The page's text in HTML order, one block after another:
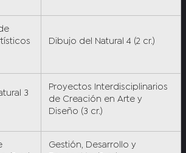
Dibujo del Natural 4 (2 cr.)
3
Proyectos Interdisciplinarios
de Creación en Arte y
Diseño (3 cr.)
Gestión, Desarrollo y